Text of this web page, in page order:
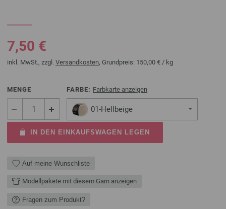
7,50 €
inkl. MwSt., zzgl. Versandkosten, Grundpreis: 150,00 € / kg
MENGE FARBE: Farbkarte anzeigen
01-Hellbeige
IN DEN EINKAUFSWAGEN LEGEN
Auf meine Wunschliste
Modellpakete mit diesem Garn anzeigen
Fragen zum Produkt?